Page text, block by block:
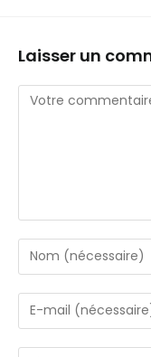
Laisser un